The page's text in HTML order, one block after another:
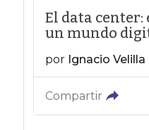
El data
un mundo
por Ignacio Velilla
Compartir